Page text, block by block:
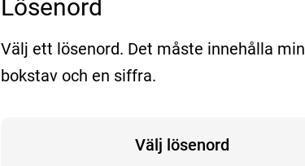
Lösenord
Välj ett lösenord. Det måste innehålla
bokstav och en siffra.
Välj lösenord